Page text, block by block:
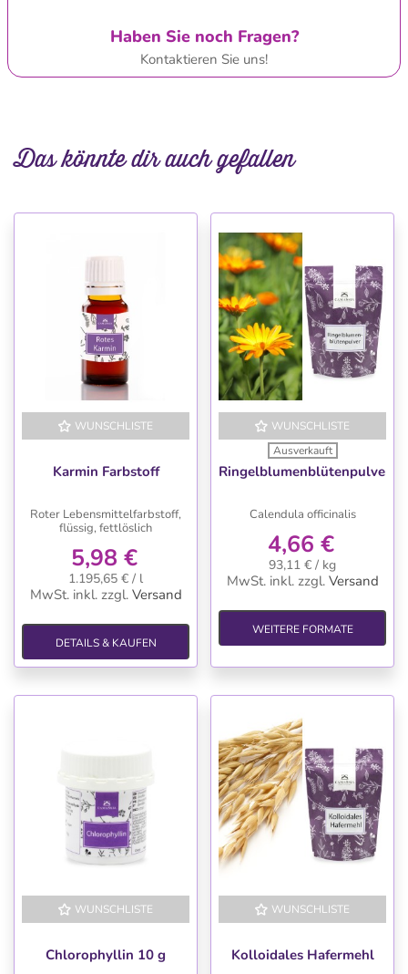
Haben Sie noch Fragen?
Kontaktieren Sie uns!
Das könnte dir auch gefallen
WUNSCHLISTE
Karmin Farbstoff
Roter Lebensmittelfarbstoff,
flüssig, fettlöslich
5,98 €
1.195,65 € / l
MwSt. inkl. zzgl. Versand
DETAILS & KAUFEN
WUNSCHLISTE
Ausverkauft
Ringelblumenblütenpulver
Calendula officinalis
4,66 €
93,11 € / kg
MwSt. inkl. zzgl. Versand
WEITERE FORMATE
WUNSCHLISTE
Chlorophyllin 10 g
WUNSCHLISTE
Kolloidales Hafermehl